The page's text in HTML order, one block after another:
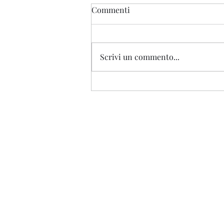
Buzludzha
Commenti
Scrivi un commento...